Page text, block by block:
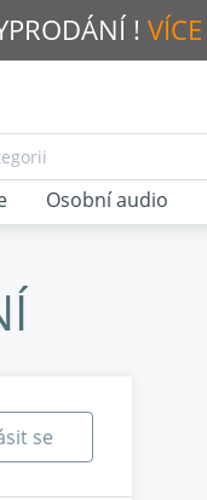
!
se
Osobní audio